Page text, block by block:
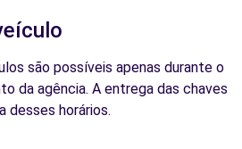
são possíveis apenas durante o
da agência. A entrega das chaves
desses horários.